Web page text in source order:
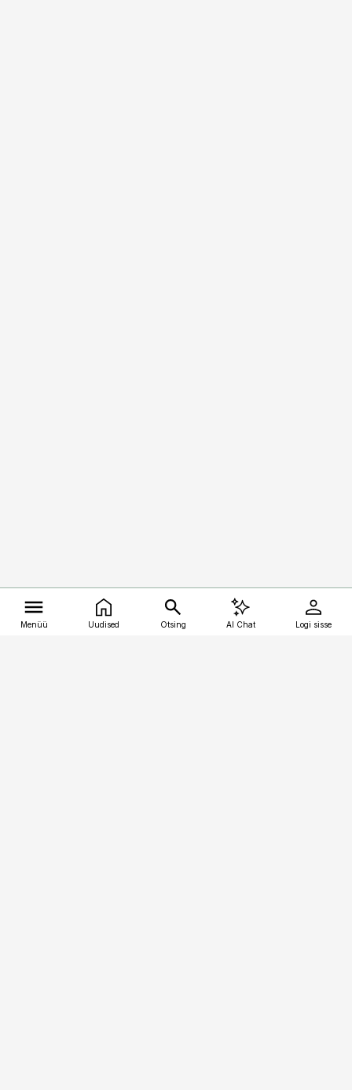
Menüü Uudised Otsing AI Chat Logi sisse